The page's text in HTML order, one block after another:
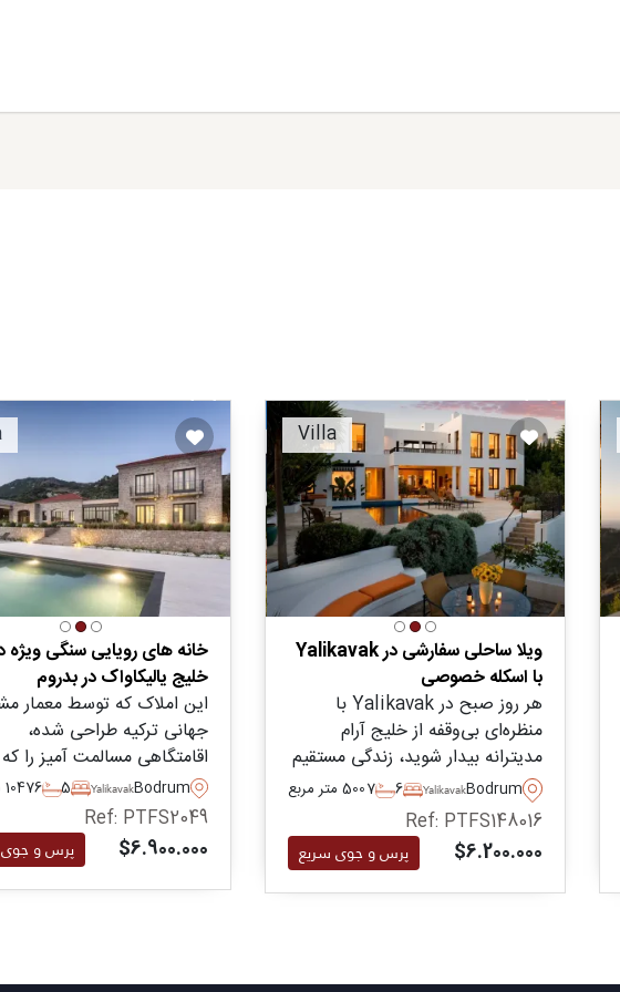
Villa
Recommended
ویلا ساحلی سفارشی در Yalikavak
با اسکله خصوصی
هر روز صبح در Yalikavak با
منظره‌ای بی‌وقفه از خلیج آرام
مدیترانه بیدار شوید، زندگی مستقیم
در ساحل، حریم خصوصی کامل و
یکی از انحصاری‌ترین آدرس‌های
Bodrum را تجربه کنید.
Bodrum
Yalikavak
6
7500 متر مربع
Ref: PTFS148016
$6.200.000 پرس و جوی سریع
Recommended
خانه های رویایی سنگی ویژه
خلیج یالیکاواک در بدروم
این املاک که توسط معمار
جهانی ترکیه طراحی شده،
اقامتگاهی مسالمت آمیز را
سبک زندگی کاملاً خصوصی
بدروم، همراه با نماهای عالی
یالیکاواک، غوطه ور در
اطراف مناسب میباشد، ارائه
دهد.
Bodrum
Yalikavak
5
61047 متر مربع
Ref: PTFS2049
$6.900.000 پرس و